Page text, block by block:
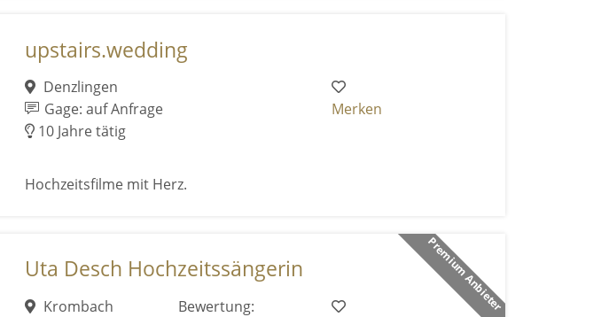
upstairs.wedding
Denzlingen
Gage: auf Anfrage
10 Jahre tätig
Merken
Hochzeitsfilme mit Herz.
Premium Anbieter
Uta Desch Hochzeitssängerin
Krombach
Bewertung: